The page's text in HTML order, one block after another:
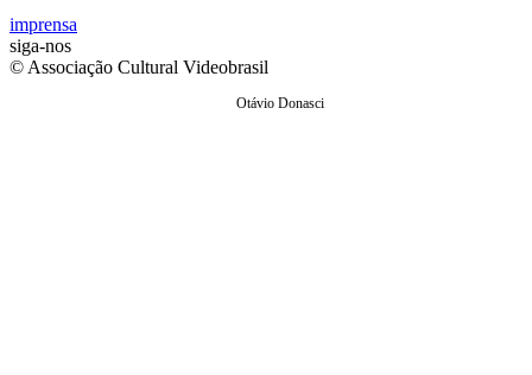
Otávio Donasci
imprensa
siga-nos
© Associação Cultural Videobrasil